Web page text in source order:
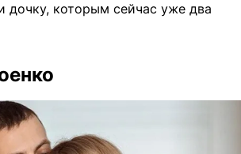
дочку, которым сейчас уже два